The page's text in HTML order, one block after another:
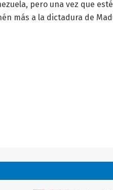
pero una vez que
más a la dictadura de